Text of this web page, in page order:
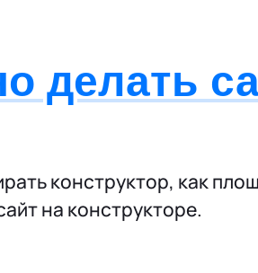
делать
конструктор, как
на конструкторе.